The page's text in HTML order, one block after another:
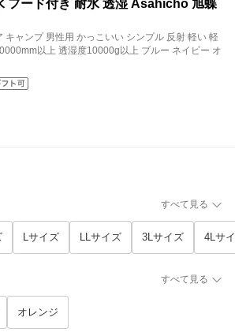
フード付き 耐水 透湿 Asahicho 旭蝶
キャンプ 男性用 かっこいい シンプル 反射 軽い 軽
以上 透湿度10000g以上 ブルー ネイビー オ
すべて見る
Lサイズ LLサイズ 3Lサイズ 4Lサ
すべて見る
オレンジ